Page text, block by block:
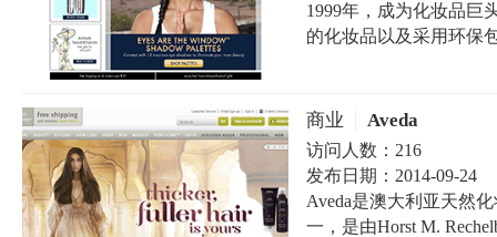
1999年，成为化妆品巨
的化妆品以及采用环保
商业 Aveda
访问人数： 216
发布日期： 2014-09-24
Aveda是澳大利亚天然
一，是由Horst M.